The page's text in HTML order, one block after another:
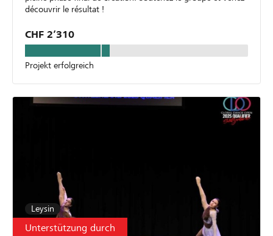
découvrir le résultat !
CHF 2’310
Projekt erfolgreich
Leysin
Unterstützung durch